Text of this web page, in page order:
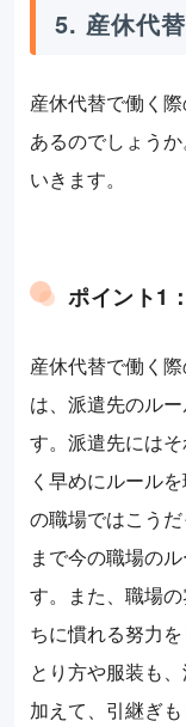
5. 産休代
産休代替で働く
あるのでしょう
いきます。
ポイント1
産休代替で働く
は、派遣先のル
す。派遣先には
く早めにルール
の職場ではこう
まで今の職場の
す。また、職場
ちに慣れる努力
とり方や服装も
加えて、引継ぎ